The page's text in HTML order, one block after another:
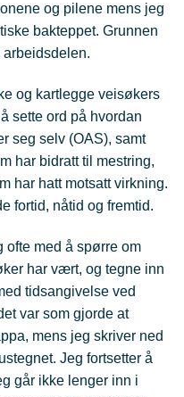
og pilene mens jeg
bakteppet. Grunnen
arbeidsdelen.
og kartlegge veisøkers
sette ord på hvordan
seg selv (OAS), samt
har bidratt til mestring,
har hatt motsatt virkning.
fortid, nåtid og fremtid.
ofte med å spørre om
har vært, og tegne inn
tidsangivelse ved
var som gjorde at
mens jeg skriver ned
Jeg fortsetter å
går ikke lenger inn i